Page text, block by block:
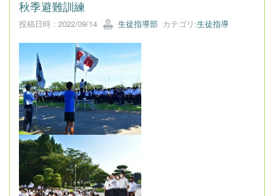
秋季避難訓練
投稿日時 : 2022/09/14 生徒指導部 カテゴリ:生徒指導